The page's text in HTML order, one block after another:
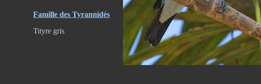
Famille des Tyrannidés
Tityre gris